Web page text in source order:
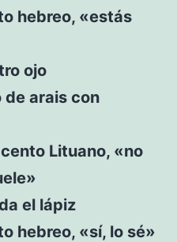
hebreo, «estás
ojo
de arais con
Lituano, «no
el lápiz
hebreo, «sí, lo sé»